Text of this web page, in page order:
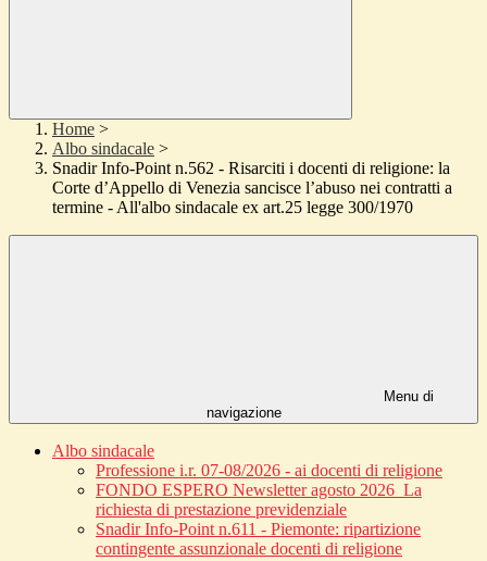
Home >
Albo sindacale >
Snadir Info-Point n.562 - Risarciti i docenti di religione: la
Corte d’Appello di Venezia sancisce l’abuso nei contratti a
termine - All'albo sindacale ex art.25 legge 300/1970
Menu di
navigazione
Albo sindacale
Professione i.r. 07-08/2026 - ai docenti di religione
FONDO ESPERO Newsletter agosto 2026_La
richiesta di prestazione previdenziale
Snadir Info-Point n.611 - Piemonte: ripartizione
contingente assunzionale docenti di religione